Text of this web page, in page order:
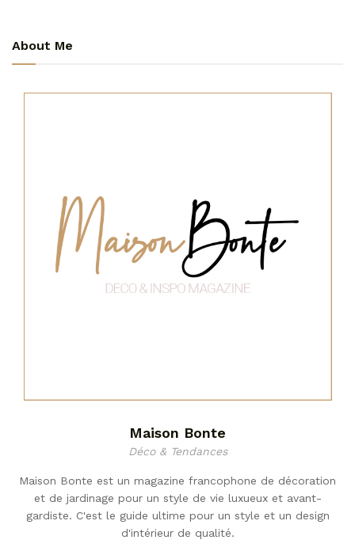
About Me
Maison Bonte
Déco & Tendances
Maison Bonte est un magazine francophone de décoration
et de jardinage pour un style de vie luxueux et avant-
gardiste. C'est le guide ultime pour un style et un design
d'intérieur de qualité.